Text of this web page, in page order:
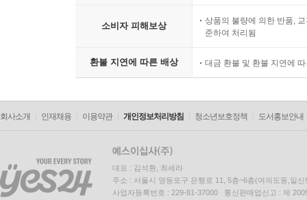
소비자 피해보상
상품의 불량에 의한 반품,
준하여 처리됨
환불 지연에 따른 배상 대금 환불 및 환불 지연에
회사소개 인재채용 이용약관 개인정보처리방침 청소년보호정책 도서홍보안내
대표 : 김석환, 최세라
주소 : 서울시 영등포구 은행로 11, 5층~6층(여의도동,일신
사업자등록번호 : 229-81-37000 통신판매업신고 : 제